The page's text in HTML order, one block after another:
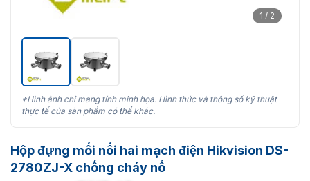
1 / 2
*Hình ảnh chỉ mang tính minh họa. Hình thức và thông số kỹ thuật
thực tế của sản phẩm có thể khác.
Hộp đựng mối nối hai mạch điện Hikvision DS-
2780ZJ-X chống cháy nổ